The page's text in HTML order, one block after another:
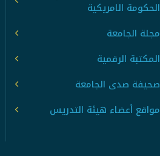
الحكومة الامريكية
مجلة الجامعة
المكتبة الرقمية
صحيفة صدى الجامعة
مواقع أعضاء هيئة التدريس